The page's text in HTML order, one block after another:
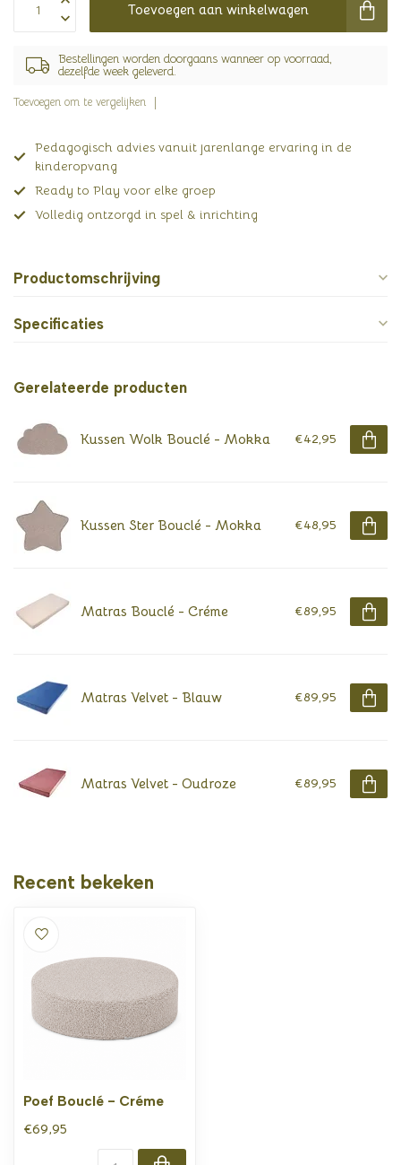
Toevoegen aan winkelwagen
Bestellingen worden doorgaans wanneer op voorraad,
dezelfde week geleverd.
Toevoegen om te vergelijken
Pedagogisch advies vanuit jarenlange ervaring in de
kinderopvang
Ready to Play voor elke groep
Volledig ontzorgd in spel & inrichting
Productomschrijving
Specificaties
Gerelateerde producten
Kussen Wolk Bouclé - Mokka €42,95
Kussen Ster Bouclé - Mokka €48,95
Matras Bouclé - Créme €89,95
Matras Velvet - Blauw €89,95
Matras Velvet - Oudroze €89,95
Recent bekeken
Poef Bouclé - Créme
€69,95